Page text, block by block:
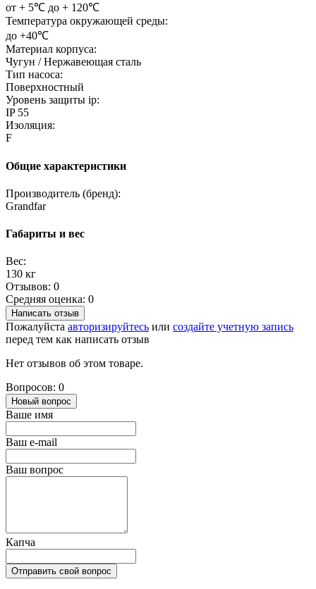
от + 5℃ до + 120℃
Температура окружающей среды:
до +40℃
Материал корпуса:
Чугун / Нержавеющая сталь
Тип насоса:
Поверхностный
Уровень защиты ip:
IP 55
Изоляция:
F
Общие характеристики
Производитель (бренд):
Grandfar
Габариты и вес
Вес:
130 кг
Отзывов: 0
Средняя оценка: 0
Написать отзыв
Пожалуйста авторизируйтесь или создайте учетную запись
перед тем как написать отзыв
Нет отзывов об этом товаре.
Вопросов: 0
Новый вопрос
Ваше имя
Ваш e-mail
Ваш вопрос
Капча
Отправить свой вопрос